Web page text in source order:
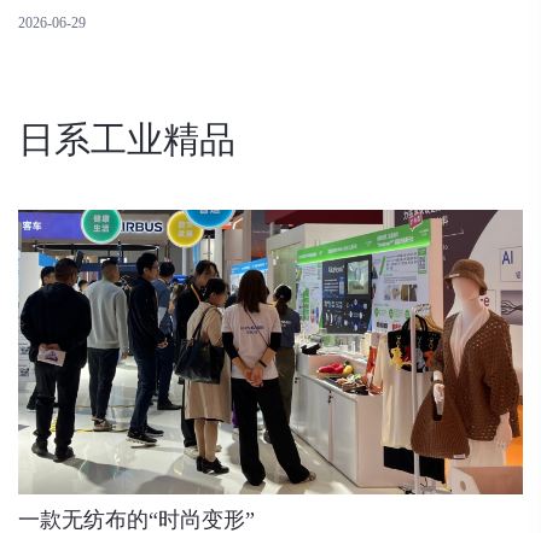
2026-06-29
日系工业精品
一款无纺布的“时尚变形”